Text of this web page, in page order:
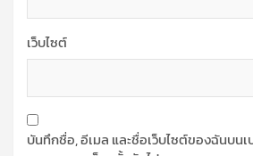
เว็บไซต์
บันทึกชื่อ, อีเมล และชื่อเว็บไซต์ของฉันบนเ